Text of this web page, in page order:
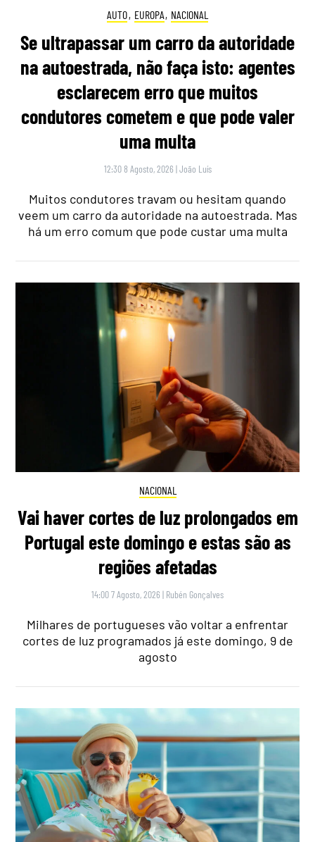
AUTO, EUROPA, NACIONAL
Se ultrapassar um carro da autoridade
na autoestrada, não faça isto: agentes
esclarecem erro que muitos
condutores cometem e que pode valer
uma multa
12:30 8 Agosto, 2026 |João Luís
Muitos condutores travam ou hesitam quando
veem um carro da autoridade na autoestrada. Mas
há um erro comum que pode custar uma multa
NACIONAL
Vai haver cortes de luz prolongados em
Portugal este domingo e estas são as
regiões afetadas
14:00 7 Agosto, 2026 | Rubén Gonçalves
Milhares de portugueses vão voltar a enfrentar
cortes de luz programados já este domingo, 9 de
agosto